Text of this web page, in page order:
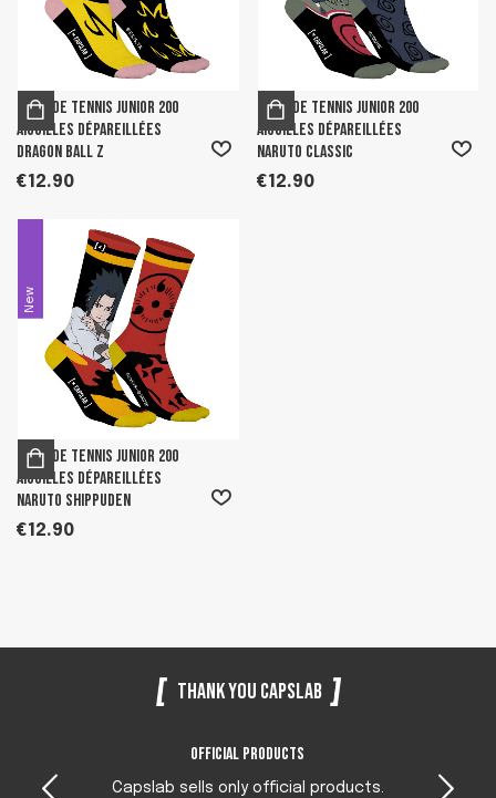
Paire de Tennis junior 200
aiguilles dépareillées
Dragon Ball Z
€12.90
Paire de Tennis junior 200
aiguilles dépareillées
Naruto Classic
€12.90
New
Paire de Tennis junior 200
aiguilles dépareillées
Naruto Shippuden
€12.90
Thank you Capslab
Official products
Capslab sells only official products.